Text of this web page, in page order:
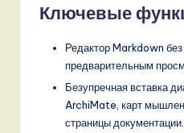
Ключевые
Редактор Markdown
предварительным
Безупречная вставка
ArchiMate, карт
страницы документации.